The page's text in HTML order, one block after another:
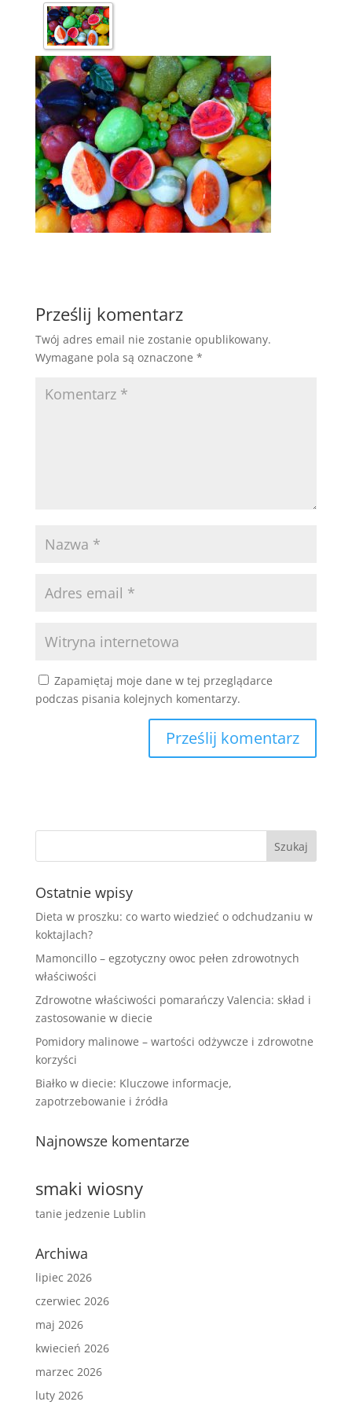
Prześlij komentarz
Twój adres email nie zostanie opublikowany.
Wymagane pola są oznaczone *
Zapamiętaj moje dane w tej przeglądarce
podczas pisania kolejnych komentarzy.
Ostatnie wpisy
Dieta w proszku: co warto wiedzieć o odchudzaniu w
koktajlach?
Mamoncillo – egzotyczny owoc pełen zdrowotnych
właściwości
Zdrowotne właściwości pomarańczy Valencia: skład i
zastosowanie w diecie
Pomidory malinowe – wartości odżywcze i zdrowotne
korzyści
Białko w diecie: Kluczowe informacje,
zapotrzebowanie i źródła
Najnowsze komentarze
smaki wiosny
tanie jedzenie Lublin
Archiwa
lipiec 2026
czerwiec 2026
maj 2026
kwiecień 2026
marzec 2026
luty 2026